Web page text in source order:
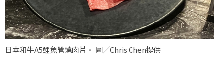
日本和牛A5鯉魚管燒肉片。 圖／Chris Chen提供